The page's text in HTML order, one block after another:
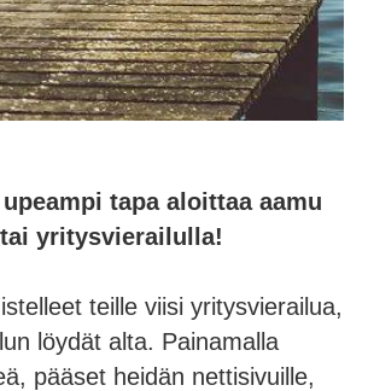
tapa aloittaa aamu
yritysvierailulla!
teille viisi yritysvierailua,
löydät alta. Painamalla
pääset heidän nettisivuille,